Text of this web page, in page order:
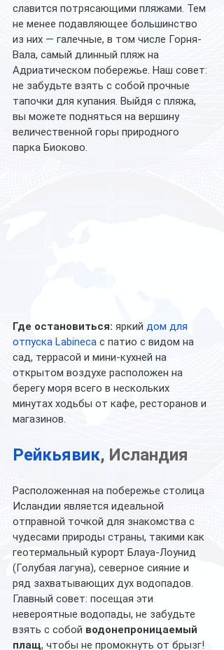
славится потрясающими пляжами. Тем
не менее подавляющее большинство
из них — галечные, в том числе Горня-
Вала, самый длинный пляж на
Адриатическом побережье. Наш совет:
не забудьте взять с собой прочные
тапочки для купания. Выйдя с пляжа,
вы можете подняться на вершину
величественной горы природного
парка Биоково.
Где остановиться: яркий дом для
отпуска Labineca с патио с видом на
сад, террасой и мини-кухней на
открытом воздухе расположен на
берегу моря всего в нескольких
минутах ходьбы от кафе, ресторанов и
магазинов.
Рейкьявик, Исландия
Расположенная на побережье столица
Исландии является идеальной
отправной точкой для знакомства с
чудесами природы страны, такими как
геотермальный курорт Блауа-Лоунид
(Голубая лагуна), северное сияние и
ряд захватывающих дух водопадов.
Главный совет: посещая эти
невероятные водопады, не забудьте
взять с собой водонепроницаемый
плащ, чтобы не промокнуть от брызг!